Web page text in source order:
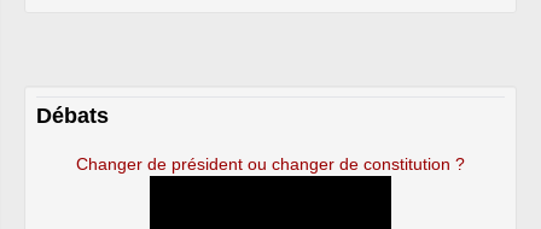
Débats
Changer de président ou changer de constitution ?